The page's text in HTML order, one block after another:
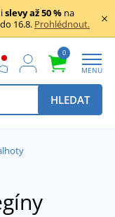
slevy až 50 % na
16.8. Prohlédnout.
0
MENU
HLEDAT